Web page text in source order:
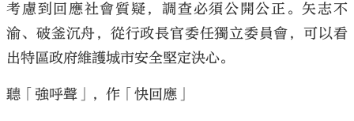
考慮到回應社會質疑，調查必須公開公正。矢志不
渝、破釜沉舟，從行政長官委任獨立委員會，可以看
出特區政府維護城市安全堅定決心。
聽「強呼聲」，作「快回應」